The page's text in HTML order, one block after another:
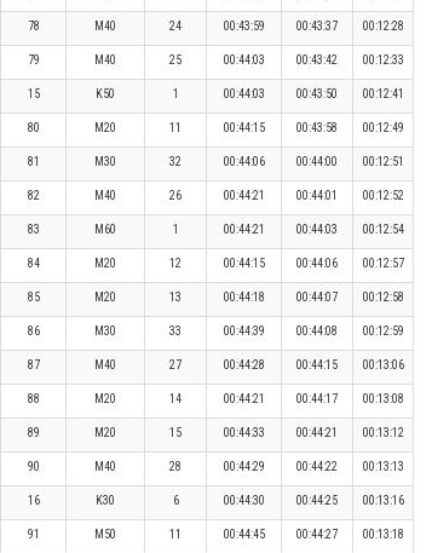
78 M40 24 00:43:59 00:43:37 00:12:28
79 M40 25 00:44:03 00:43:42 00:12:33
15 K50 1 00:44:03 00:43:50 00:12:41
80 M20 11 00:44:15 00:43:58 00:12:49
81 M30 32 00:44:06 00:44:00 00:12:51
82 M40 26 00:44:21 00:44:01 00:12:52
83 M60 1 00:44:21 00:44:03 00:12:54
84 M20 12 00:44:15 00:44:06 00:12:57
85 M20 13 00:44:18 00:44:07 00:12:58
86 M30 33 00:44:39 00:44:08 00:12:59
87 M40 27 00:44:28 00:44:15 00:13:06
88 M20 14 00:44:21 00:44:17 00:13:08
89 M20 15 00:44:33 00:44:21 00:13:12
90 M40 28 00:44:29 00:44:22 00:13:13
16 K30 6 00:44:30 00:44:25 00:13:16
91 M50 11 00:44:45 00:44:27 00:13:18